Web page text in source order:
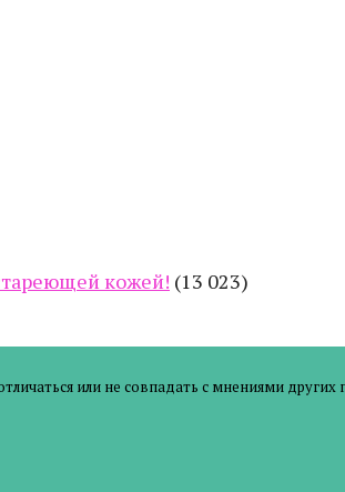
кожей! (13 023)
или не совпадать с мнениями других